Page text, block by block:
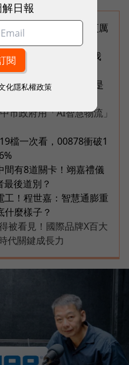
，蔡篤昌：還會有更厲
房都搬上樓？
民支援金通過了嗎？我
火的發電機」SOFC是
電池都它的局
市政府用「AI智慧物流」
檔一次看，00878衝破1
間有8道關卡！翊嘉禮儀
後道別？
！程世嘉：智慧通膨重
什麼樣子？
被看見！國際品牌X百大
代關鍵成長力
日報
化隱私權政策